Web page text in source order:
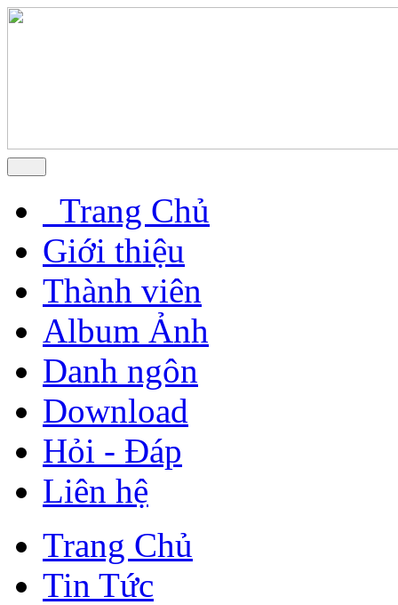
Trang Chủ
Giới thiệu
Thành viên
Album Ảnh
Danh ngôn
Download
Hỏi - Đáp
Liên hệ
Trang Chủ
Tin Tức